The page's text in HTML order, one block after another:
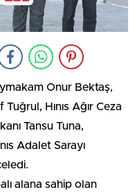
Onur Bektaş,
Tuğrul, Hınıs Ağır Ceza
Tansu Tuna,
Adalet Sarayı
alana sahip olan